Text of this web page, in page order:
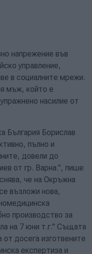
напрежение във
управление,
в социалните мрежи.
мъж, който е
насилие от
България Борислав
пълно и
довели до
от гр. Варна.", пише
че на Окръжна
възложи нова,
производство за
на 7 юни т.г." Същата
досега изготвените
експертиза и